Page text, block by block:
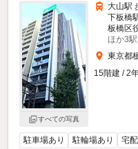
すべての写真
大山駅
下板橋
板橋区
ほか3駅
東京都
15階建 / 2
駐車場あり 駐輪場あり 宅